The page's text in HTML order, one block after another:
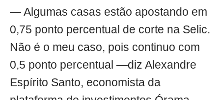
— Algumas casas estão apostando em
0,75 ponto percentual de corte na Selic.
Não é o meu caso, pois continuo com
0,5 ponto percentual —diz Alexandre
Espírito Santo, economista da